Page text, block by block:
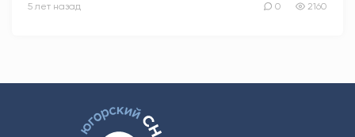
5 лет назад 0 2160